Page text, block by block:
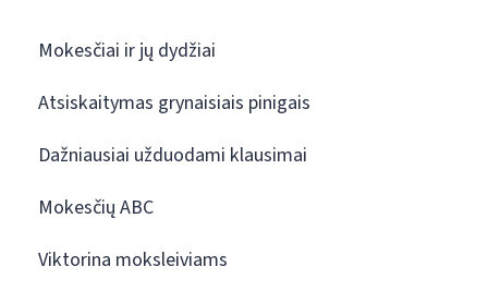
Mokesčiai ir jų dydžiai
Atsiskaitymas grynaisiais pinigais
Dažniausiai užduodami klausimai
Mokesčių ABC
Viktorina moksleiviams